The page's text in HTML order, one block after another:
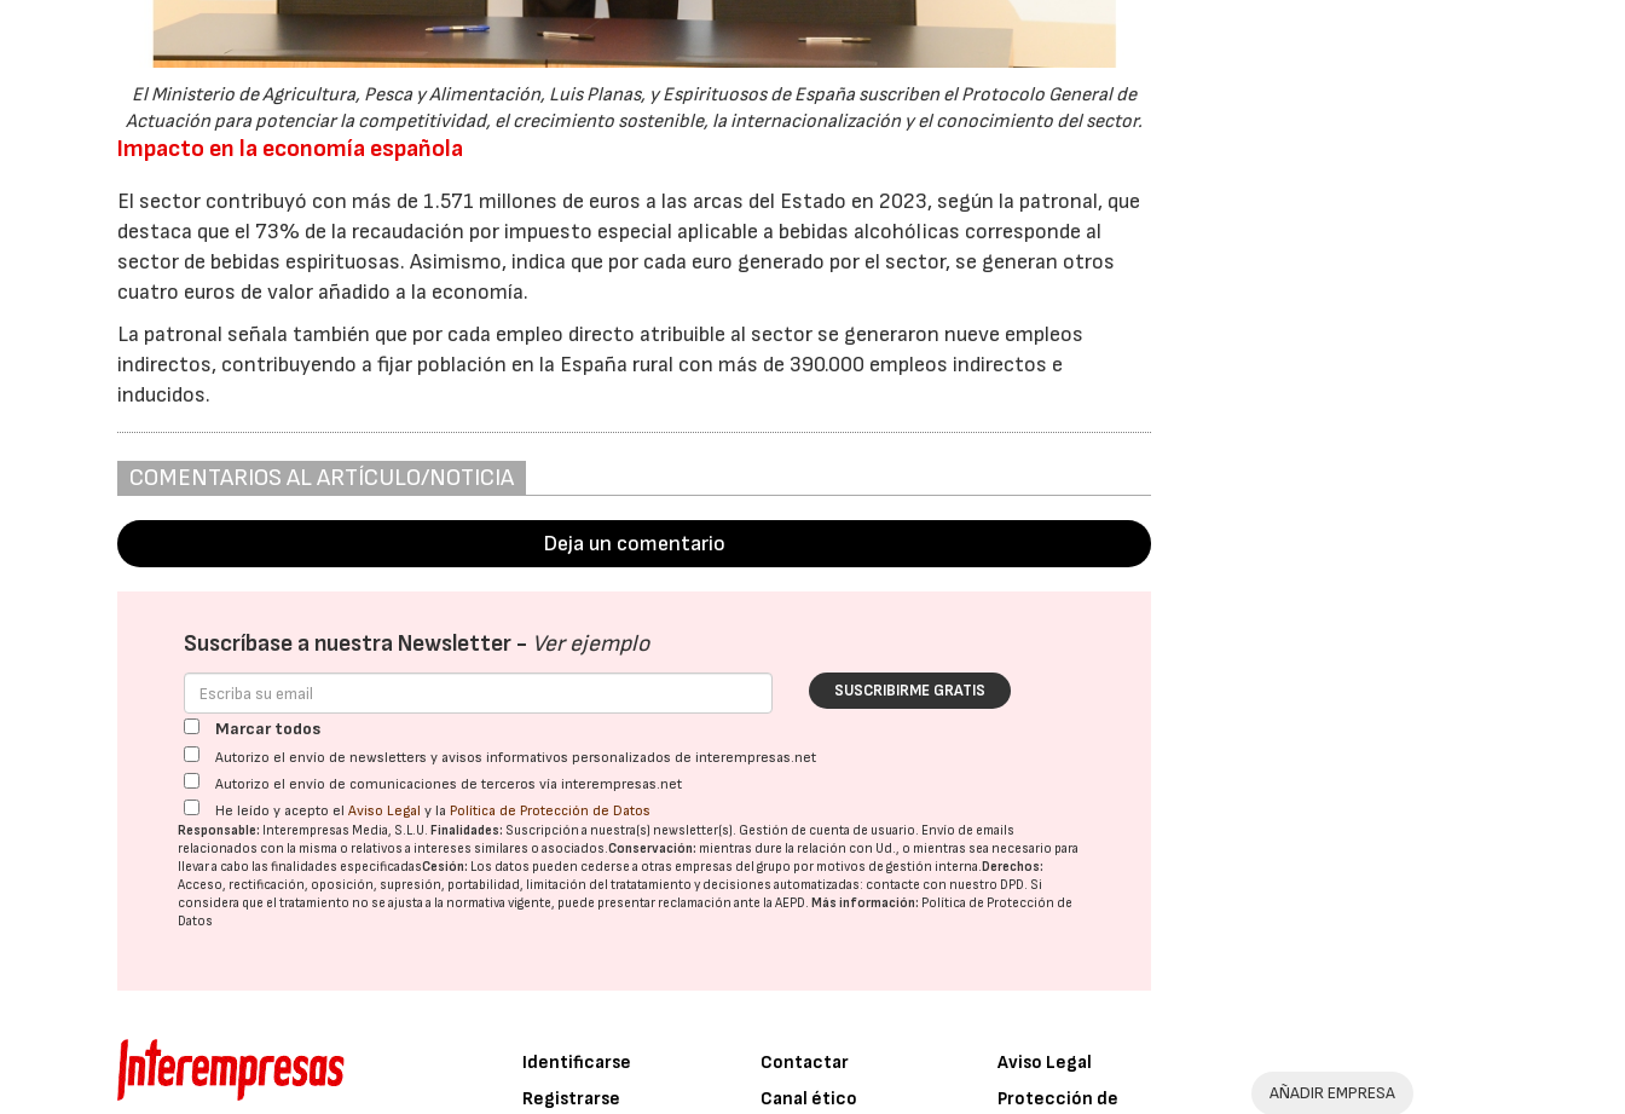
El Ministerio de Agricultura, Pesca y Alimentación, Luis Planas, y Espirituosos de España suscriben el Protocolo General de
Actuación para potenciar la competitividad, el crecimiento sostenible, la internacionalización y el conocimiento del sector.
Impacto en la economía española
El sector contribuyó con más de 1.571 millones de euros a las arcas del Estado en 2023, según la patronal, que
destaca que el 73% de la recaudación por impuesto especial aplicable a bebidas alcohólicas corresponde al
sector de bebidas espirituosas. Asimismo, indica que por cada euro generado por el sector, se generan otros
cuatro euros de valor añadido a la economía.
La patronal señala también que por cada empleo directo atribuible al sector se generaron nueve empleos
indirectos, contribuyendo a fijar población en la España rural con más de 390.000 empleos indirectos e
inducidos.
COMENTARIOS AL ARTÍCULO/NOTICIA
Deja un comentario
Suscríbase a nuestra Newsletter - Ver ejemplo
SUSCRIBIRME GRATIS
Marcar todos
Autorizo el envío de newsletters y avisos informativos personalizados de interempresas.net
Autorizo el envío de comunicaciones de terceros vía interempresas.net
He leído y acepto elAviso Legal y la Política de Protección de Datos
Responsable: Interempresas Media, S.L.U. Finalidades: Suscripción a nuestra(s) newsletter(s). Gestión de cuenta de usuario. Envío de emails
relacionados con la misma o relativos a intereses similares o asociados.Conservación: mientras dure la relación con Ud., o mientras sea necesario para
llevar a cabo las finalidades especificadasCesión: Los datos pueden cederse a otras empresas del grupo por motivos de gestión interna. Derechos:
Acceso, rectificación, oposición, supresión, portabilidad, limitación del tratatamiento y decisiones automatizadas: contacte con nuestro DPD. Si
considera que el tratamiento no se ajusta a la normativa vigente, puede presentar reclamación ante laAEPD. Más información: Política de Protección de
Datos
Identificarse
Registrarse
Contactar
Canal ético
Aviso Legal
Protección de
AÑADIR EMPRESA